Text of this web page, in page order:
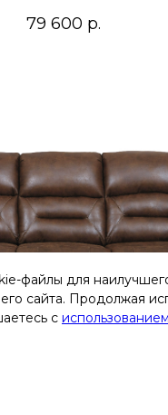
79 600 р.
файлы для
сайта. Продолжая
с